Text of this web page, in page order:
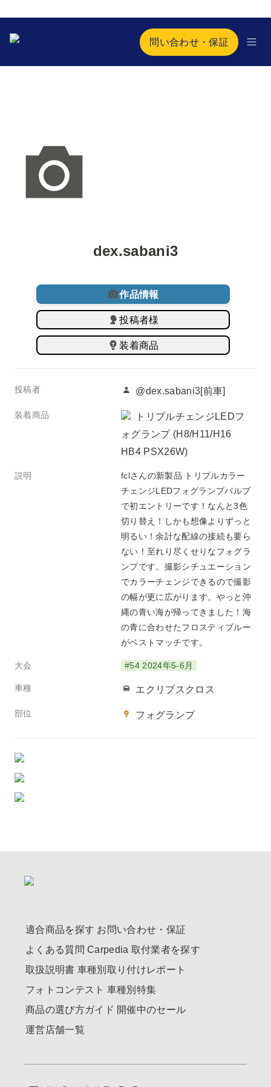
問い合わせ・保証
dex.sabani3
作品情報
投稿者様
装着商品
投稿者 @dex.sabani3[前車]
装着商品
トリプルチェンジLEDフ
ォグランプ (H8/H11/H16
HB4 PSX26W)
説明
fclさんの新製品 トリプルカラー
チェンジLEDフォグランプバルブ
で初エントリーです！なんと3色
切り替え！しかも想像よりずっと
明るい！余計な配線の接続も要ら
ない！至れり尽くせりなフォグラ
ンプです。撮影シチュエーション
でカラーチェンジできるので撮影
の幅が更に広がります。やっと沖
縄の青い海が帰ってきました！海
の青に合わせたフロスティブルー
がベストマッチです。
大会 #54 2024年5-6月
車種 エクリプスクロス
部位 フォグランプ
適合商品を探す お問い合わせ・保証
よくある質問 Carpedia 取付業者を探す
取扱説明書 車種別取り付けレポート
フォトコンテスト 車種別特集
商品の選び方ガイド 開催中のセール
運営店舗一覧